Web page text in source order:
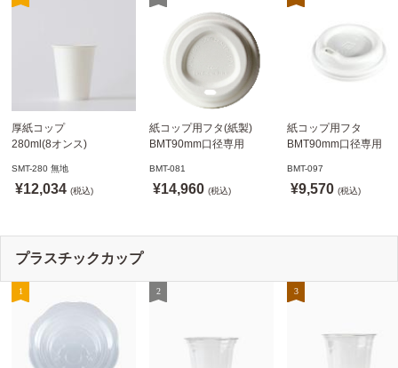
厚紙コップ
280ml(8オンス)
SMT-280 無地
※沖縄・離島 送料別途
SMT-280 無地
¥12,034 (税込)
紙コップ用フタ(紙製)
BMT90mm口径専用
ドリンキングリッド
※適合品番あり ※沖縄・
BMT-081
¥14,960 (税込)
紙コップ用フタ
BMT90mm口径専用
ノーストローフタ
※適合品番あり ※沖縄
BMT-097
¥9,570 (税込)
プラスチックカップ